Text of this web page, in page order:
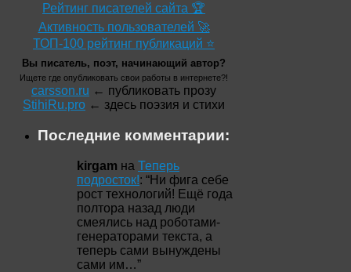
Рейтинг писателей сайта 🏆
Активность пользователей 🚀
ТОП-100 рейтинг публикаций ⭐
Вы писатель, поэт, начинающий автор?
Ищете где опубликовать свои работы в интернете?!
carsson.ru ← публиковать прозу
StihiRu.pro ← здесь поэзия и стихи
Последние комментарии:
kirgam на Теперь
подросток!: “Ни фига себе
рост технологий! Ещё года
полтора назад люди
смеялись над роботами-
генераторами текста, а
теперь сами вынуждены
сами им…”